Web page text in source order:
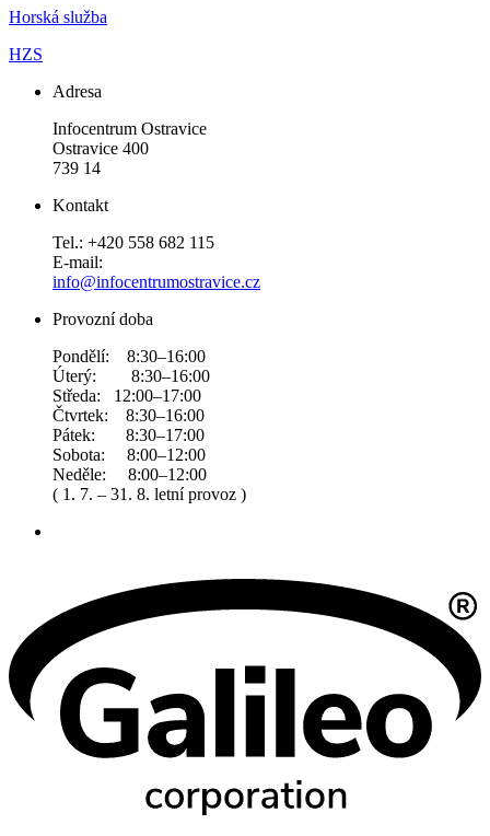
Horská služba
HZS
Adresa
Infocentrum Ostravice
Ostravice 400
739 14
Kontakt
Tel.: +420 558 682 115
E-mail:
info@infocentrumostravice.cz
Provozní doba
Pondělí: 8:30–16:00
Úterý: 8:30–16:00
Středa: 12:00–17:00
Čtvrtek: 8:30–16:00
Pátek: 8:30–17:00
Sobota: 8:00–12:00
Neděle: 8:00–12:00
( 1. 7. – 31. 8. letní provoz )